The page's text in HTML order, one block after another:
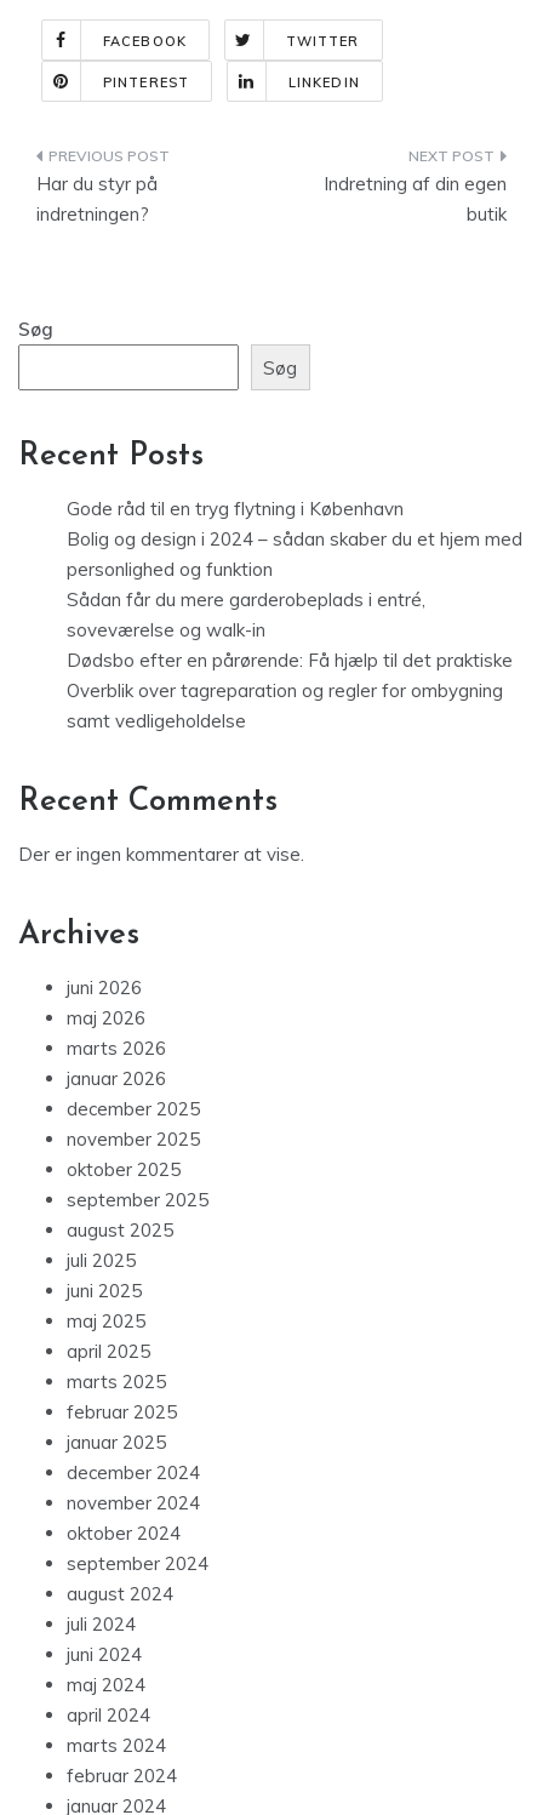
FACEBOOK TWITTER
PINTEREST LINKEDIN
Indlægsnavigation
Har du styr på
indretningen?
Indretning af din egen
butik
Søg
Søg
Recent Posts
Gode råd til en tryg flytning i København
Bolig og design i 2024 – sådan skaber du et hjem med
personlighed og funktion
Sådan får du mere garderobeplads i entré,
soveværelse og walk-in
Dødsbo efter en pårørende: Få hjælp til det praktiske
Overblik over tagreparation og regler for ombygning
samt vedligeholdelse
Recent Comments
Der er ingen kommentarer at vise.
Archives
juni 2026
maj 2026
marts 2026
januar 2026
december 2025
november 2025
oktober 2025
september 2025
august 2025
juli 2025
juni 2025
maj 2025
april 2025
marts 2025
februar 2025
januar 2025
december 2024
november 2024
oktober 2024
september 2024
august 2024
juli 2024
juni 2024
maj 2024
april 2024
marts 2024
februar 2024
januar 2024